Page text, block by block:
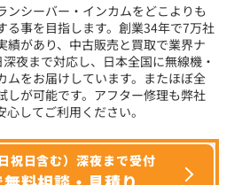
ンシーバー・インカムをどこよりも
る事を目指します。創業34年で7万社
績があり、中古販売と買取で業界ナ
夜まで対応し、日本全国に無線機・
ムをお届けしています。またほぼ全
しが可能です。アフター修理も弊社
してご利用ください。
祝日含む）深夜まで受付